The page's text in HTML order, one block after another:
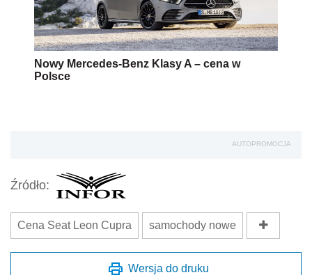
Nowy Mercedes-Benz Klasy A – cena w
Polsce
AUTOPROMOCJA
Źródło:
Cena Seat Leon Cupra samochody nowe
Wersja do druku